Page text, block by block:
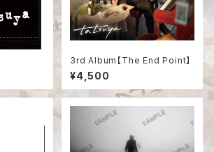
3rd Album【The End Point】
¥4,500